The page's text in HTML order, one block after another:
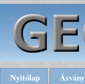
Nyitólap Ásvány